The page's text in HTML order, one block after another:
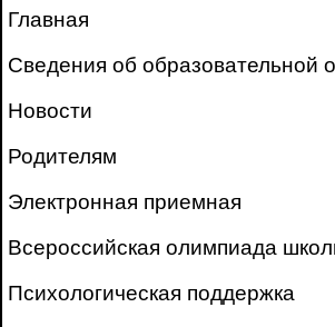
Главная
Сведения об образовательной
Новости
Родителям
Электронная приемная
Всероссийская олимпиада
Психологическая поддержка